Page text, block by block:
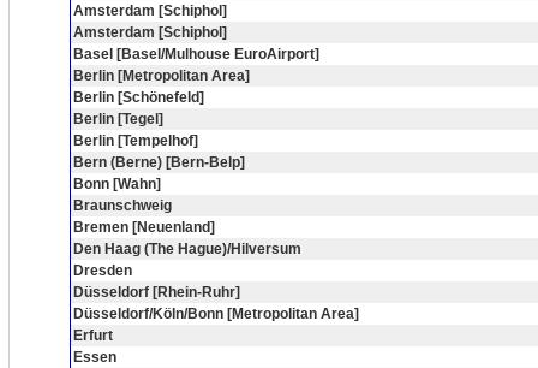
Amsterdam [Schiphol]
Amsterdam [Schiphol]
Basel [Basel/Mulhouse EuroAirport]
Berlin [Metropolitan Area]
Berlin [Schönefeld]
Berlin [Tegel]
Berlin [Tempelhof]
Bern (Berne) [Bern-Belp]
Bonn [Wahn]
Braunschweig
Bremen [Neuenland]
Den Haag (The Hague)/Hilversum
Dresden
Düsseldorf [Rhein-Ruhr]
Düsseldorf/Köln/Bonn [Metropolitan Area]
Erfurt
Essen